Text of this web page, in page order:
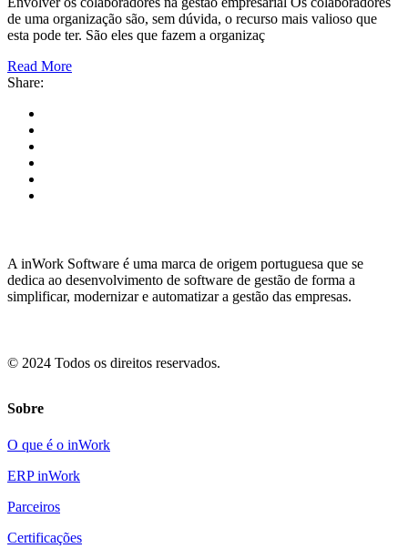
de uma organização são, sem dúvida, o recurso mais valioso que
esta pode ter. São eles que fazem a organizaç
Read More
Share:
A inWork Software é uma marca de origem portuguesa que se
dedica ao desenvolvimento de software de gestão de forma a
simplificar, modernizar e automatizar a gestão das empresas.
© 2024 Todos os direitos reservados.
Sobre
O que é o inWork
ERP inWork
Parceiros
Certificações